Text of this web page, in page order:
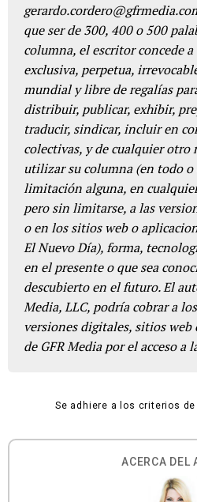
que ser de 300, 400 o 500
columna, el escritor concede
exclusiva, perpetua,
mundial y libre de regalías
distribuir, publicar, exhibir,
traducir, sindicar, incluir en
colectivas, y de cualquier otro
utilizar su columna (en todo
limitación alguna, en
pero sin limitarse, a las
o en los sitios web o
El Nuevo Día), forma,
en el presente o que sea
descubierto en el futuro. El
Media, LLC, podría cobrar a
versiones digitales, sitios
de GFR Media por el acceso a
Se adhiere a los criterios de
ACERCA DEL